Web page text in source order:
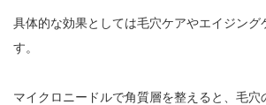
具体的な効果としては毛穴ケアやエイジング
す。
マイクロニードルで角質層を整えると、毛穴